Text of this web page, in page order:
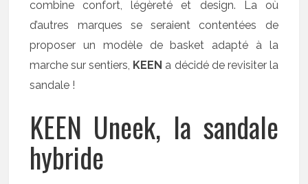
combine confort, légèreté et design. La où
d’autres marques se seraient contentées de
proposer un modèle de basket adapté à la
marche sur sentiers, KEEN a décidé de revisiter la
sandale !
KEEN Uneek, la sandale
hybride